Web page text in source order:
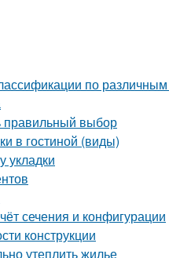
по
правильный выбор
в гостиной (виды)
укладки
сечения и конфигурации
конструкции
утеплить жилье